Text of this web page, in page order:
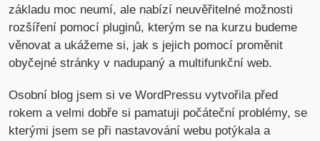
základu moc neumí, ale nabízí neuvěřitelné možnosti
rozšíření pomocí pluginů, kterým se na kurzu budeme
věnovat a ukážeme si, jak s jejich pomocí proměnit
obyčejné stránky v nadupaný a multifunkční web.
Osobní blog jsem si ve WordPressu vytvořila před
rokem a velmi dobře si pamatuji počáteční problémy, se
kterými jsem se při nastavování webu potýkala a